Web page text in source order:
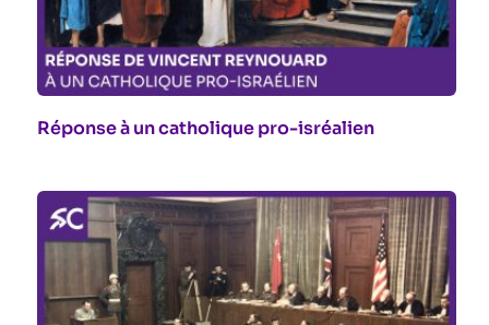
Réponse à un catholique pro-isréalien